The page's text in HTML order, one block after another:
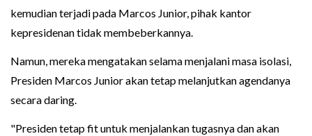
kemudian terjadi pada Marcos Junior, pihak kantor
kepresidenan tidak membeberkannya.
Namun, mereka mengatakan selama menjalani masa isolasi,
Presiden Marcos Junior akan tetap melanjutkan agendanya
secara daring.
"Presiden tetap fit untuk menjalankan tugasnya dan akan